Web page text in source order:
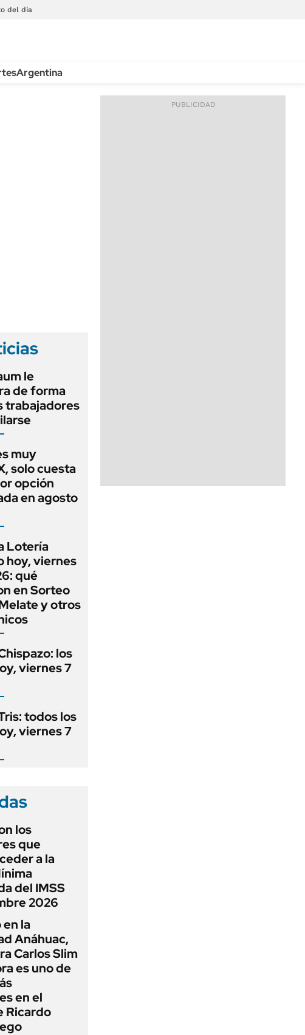
del día
Argentina
le
de forma
trabajadores
muy
solo cuesta
opción
en agosto
Lotería
hoy, viernes
qué
en Sorteo
y otros
los
viernes 7
todos los
viernes 7
los
que
a la
del IMSS
2026
la
Anáhuac,
Carlos Slim
es uno de
en el
Ricardo